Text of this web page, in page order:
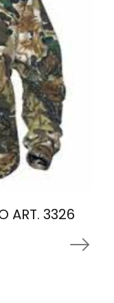
ART. 3326